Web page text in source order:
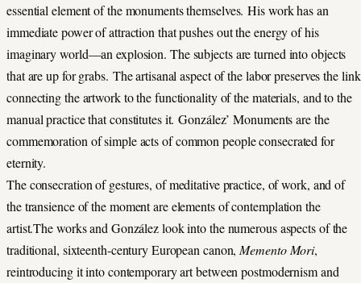
essential element of the monuments themselves. His work has an
immediate power of attraction that pushes out the energy of his
imaginary world—an explosion. The subjects are turned into objects
that are up for grabs. The artisanal aspect of the labor preserves the link
connecting the artwork to the functionality of the materials, and to the
manual practice that constitutes it. González’ Monuments are the
commemoration of simple acts of common people consecrated for
eternity.
The consecration of gestures, of meditative practice, of work, and of
the transience of the moment are elements of contemplation the
artist.The works and González look into the numerous aspects of the
traditional, sixteenth-century European canon, Memento Mori,
reintroducing it into contemporary art between postmodernism and